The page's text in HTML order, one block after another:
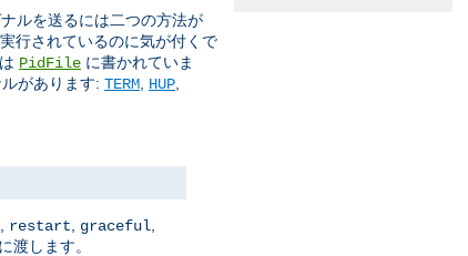
ルを送るには二つの方法が
行されているのに気が付くで
PidFile に書かれていま
があります: TERM HUP
restart graceful
に渡します。